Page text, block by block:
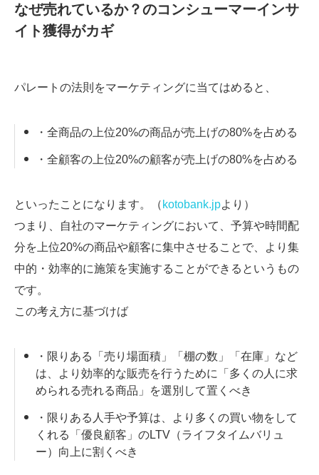
なぜ売れているか？のコンシューマーインサ
イト獲得がカギ
パレートの法則をマーケティングに当てはめると、
・全商品の上位20%の商品が売上げの80%を占める
・全顧客の上位20%の顧客が売上げの80%を占める
といったことになります。（ kotobank.jpより）
つまり、自社のマーケティングにおいて、予算や時間配
分を上位20%の商品や顧客に集中させることで、より集
中的・効率的に施策を実施することができるというもの
です。
この考え方に基づけば
・限りある「売り場面積」「棚の数」「在庫」など
は、より効率的な販売を行うために「多くの人に求
められる売れる商品」を選別して置くべき
・限りある人手や予算は、より多くの買い物をして
くれる「優良顧客」のLTV（ライフタイムバリュ
ー）向上に割くべき